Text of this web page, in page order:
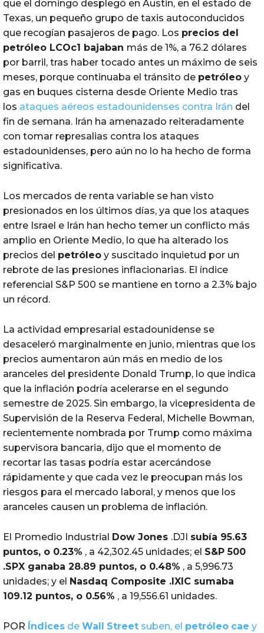
que el domingo desplegó en Austin, en el estado de
Texas, un pequeño grupo de taxis autoconducidos
que recogían pasajeros de pago. Los precios del
petróleo LCOc1 bajaban más de 1%, a 76.2 dólares
por barril, tras haber tocado antes un máximo de seis
meses, porque continuaba el tránsito de petróleo y
gas en buques cisterna desde Oriente Medio tras
los ataques aéreos estadounidenses contra Irán del
fin de semana. Irán ha amenazado reiteradamente
con tomar represalias contra los ataques
estadounidenses, pero aún no lo ha hecho de forma
significativa.
Los mercados de renta variable se han visto
presionados en los últimos días, ya que los ataques
entre Israel e Irán han hecho temer un conflicto más
amplio en Oriente Medio, lo que ha alterado los
precios del petróleo y suscitado inquietud por un
rebrote de las presiones inflacionarias. El índice
referencial S&P 500 se mantiene en torno a 2.3% bajo
un récord.
La actividad empresarial estadounidense se
desaceleró marginalmente en junio, mientras que los
precios aumentaron aún más en medio de los
aranceles del presidente Donald Trump, lo que indica
que la inflación podría acelerarse en el segundo
semestre de 2025. Sin embargo, la vicepresidenta de
Supervisión de la Reserva Federal, Michelle Bowman,
recientemente nombrada por Trump como máxima
supervisora bancaria, dijo que el momento de
recortar las tasas podría estar acercándose
rápidamente y que cada vez le preocupan más los
riesgos para el mercado laboral, y menos que los
aranceles causen un problema de inflación.
El Promedio Industrial Dow Jones .DJI subía 95.63
puntos, o 0.23% , a 42,302.45 unidades; el S&P 500
.SPX ganaba 28.89 puntos, o 0.48% , a 5,996.73
unidades; y el Nasdaq Composite .IXIC sumaba
109.12 puntos, o 0.56% , a 19,556.61 unidades.
POR Índices de Wall Street suben, el petróleo cae y